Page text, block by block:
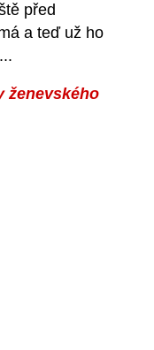
před
a teď už ho
ženevského